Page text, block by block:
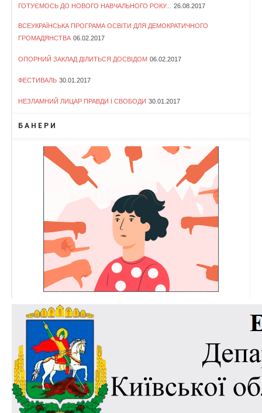
ГОТУЄМОСЬ ДО НОВОГО НАВЧАЛЬНОГО РОКУ... 26.08.2017
ВСЕУКРАЇНСЬКА ПРОГРАМА ОСВІТИ ДЛЯ ДЕМОКРАТИЧНОГО
ГРОМАДЯНСТВА 06.02.2017
ОПОРНИЙ ЗАКЛАД ДІЛИТЬСЯ ДОСВІДОМ 06.02.2017
ФЕСТИВАЛЬ 30.01.2017
НЕЗЛАМНИЙ ЛИЦАР ПРАВДИ І СВОБОДИ 30.01.2017
БАНЕРИ